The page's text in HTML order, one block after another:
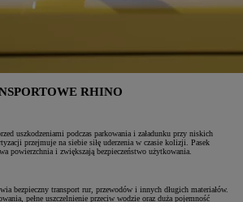
RHINO
uszkodzeniami podczas parkowania i załadunku przy niskich
przejmuje na siebie siłę uderzenia w czasie kolizji. Pasek
powierzchnia i zwiększają bezpieczeństwo użytkowania.
bezpieczny transport rur, przewodów i innych długich materiałów.
pełne uszczelnienie przeciw wodzie oraz duża pojemność